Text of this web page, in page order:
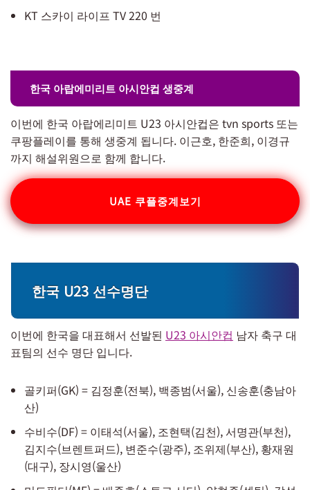
KT 스카이 라이프 TV 220 번
한국 아랍에미리트 아시안컵 생중계
이번에 한국 아랍에리미트 U23 아시안컵은 tvn sports 또는
쿠팡플레이를 통해 생중계 됩니다. 이근호, 한준희, 이경규
까지 해설위원으로 함께 합니다.
UAE 쿠플중계보기
한국 U23 선수명단
이번에 한국을 대표해서 선발된 U23 아시안컵 남자 축구 대
표팀의 선수 명단 입니다.
골키퍼(GK) = 김정훈(전북), 백종범(서울), 신송훈(충남아
산)
수비수(DF) = 이태석(서울), 조현택(김천), 서명관(부천),
김지수(브렌트퍼드), 변준수(광주), 조위제(부산), 황재원
(대구), 장시영(울산)